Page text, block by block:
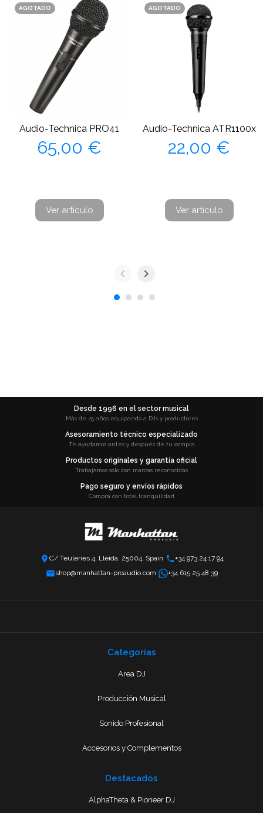
AGOTADO
Audio-Technica PRO41
Precio
65,00 €
Ver artículo
AGOTADO
Audio-Technica ATR1100x
Precio
22,00 €
Ver artículo
Desde 1996 en el sector musical
Más de 25 años equipando a DJs y productores
Asesoramiento técnico especializado
Te ayudamos antes y después de tu compra
Productos originales y garantía oficial
Trabajamos solo con marcas reconocidas
Pago seguro y envíos rápidos
Compra con total tranquilidad
C/ Teuleries 4, Lleida, 25004, Spain
+34 973 24 17 94
shop@manhattan-proaudio.com
+34 615 25 48 39
Categorias
Area DJ
Producción Musical
Sonido Profesional
Accesorios y Complementos
Destacados
AlphaTheta & Pioneer DJ